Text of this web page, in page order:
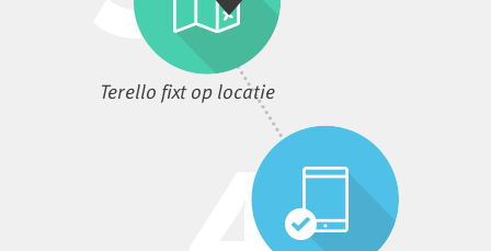
Terello fixt op locatie